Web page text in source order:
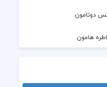
دوتامون
هامون
نم بارون